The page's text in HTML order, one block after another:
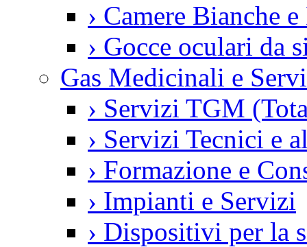
› Camere Bianche
› Gocce oculari da
Gas Medicinali e
› Servizi TGM
› Servizi Tecnici e
› Formazione e
› Impianti e Servizi
› Dispositivi per la